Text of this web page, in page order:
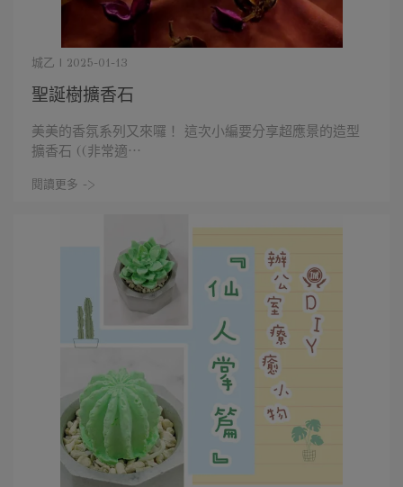
聖誕樹擴香石
城乙 | 2025-01-13
美美的香氛系列又來囉！ 這次小編要分享超應景的造型
擴香石 ((非常適⋯
閱讀更多 ->